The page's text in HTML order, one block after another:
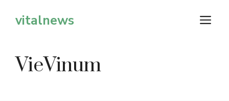
Inhaltvitalnews
VieVinum